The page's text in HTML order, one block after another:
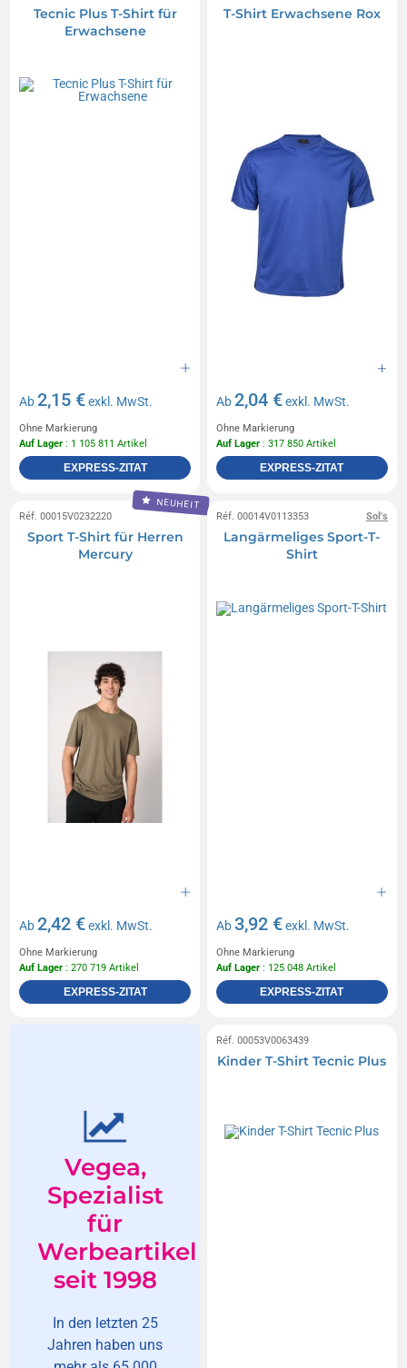
Tecnic Plus T-Shirt für
Erwachsene
Ab2,15 €exkl. MwSt.
Ohne Markierung
Auf Lager : 1 105 811 Artikel
EXPRESS-ZITAT
T-Shirt Erwachsene Rox
Ab2,04 €exkl. MwSt.
Ohne Markierung
Auf Lager : 317 850 Artikel
EXPRESS-ZITAT
NEUHEIT
Réf. 00015V0232220
Sport T-Shirt für Herren
Mercury
Ab2,42 €exkl. MwSt.
Ohne Markierung
Auf Lager : 270 719 Artikel
EXPRESS-ZITAT
Sol's
Réf. 00014V0113353
Langärmeliges Sport-T-
Shirt
Ab3,92 €exkl. MwSt.
Ohne Markierung
Auf Lager : 125 048 Artikel
EXPRESS-ZITAT
Vegea,
Spezialist
für
Werbeartikel
seit 1998
In den letzten 25
Jahren haben uns
Réf. 00053V0063439
Kinder T-Shirt Tecnic Plus